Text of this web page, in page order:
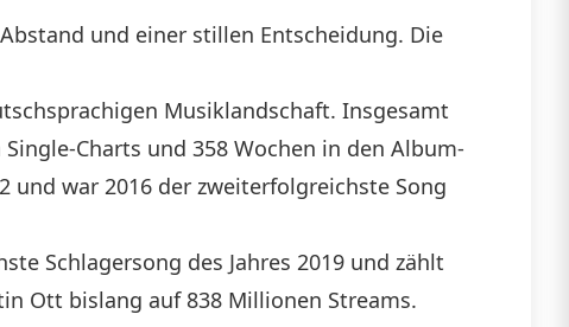
und einer stillen Entscheidung. Die
Musiklandschaft. Insgesamt
Charts und 358 Wochen in den Album-
und war 2016 der zweiterfolgreichste Song
Schlagersong des Jahres 2019 und zählt
Ott bislang auf 838 Millionen Streams.